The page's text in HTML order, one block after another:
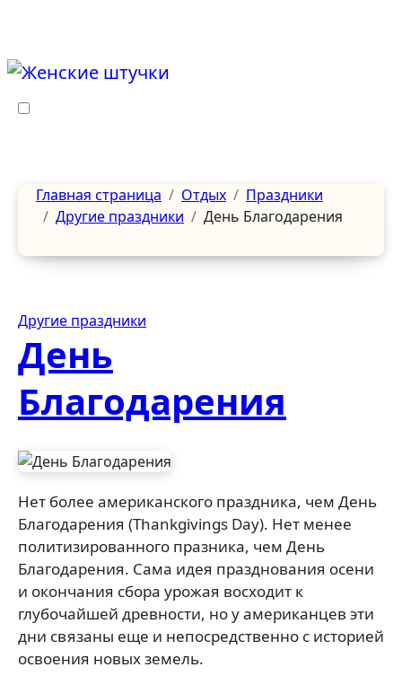
Главная страница Отдых
Праздники
Другие праздники
День Благодарения
Другие праздники
День
Благодарения
Нет более американского праздника, чем День
Благодарения (Thankgivings Day). Нет менее
политизированного празника, чем День
Благодарения. Сама идея празднования осени
и окончания сбора урожая восходит к
глубочайшей древности, но у американцев эти
дни связаны еще и непосредственно с историей
освоения новых земель.